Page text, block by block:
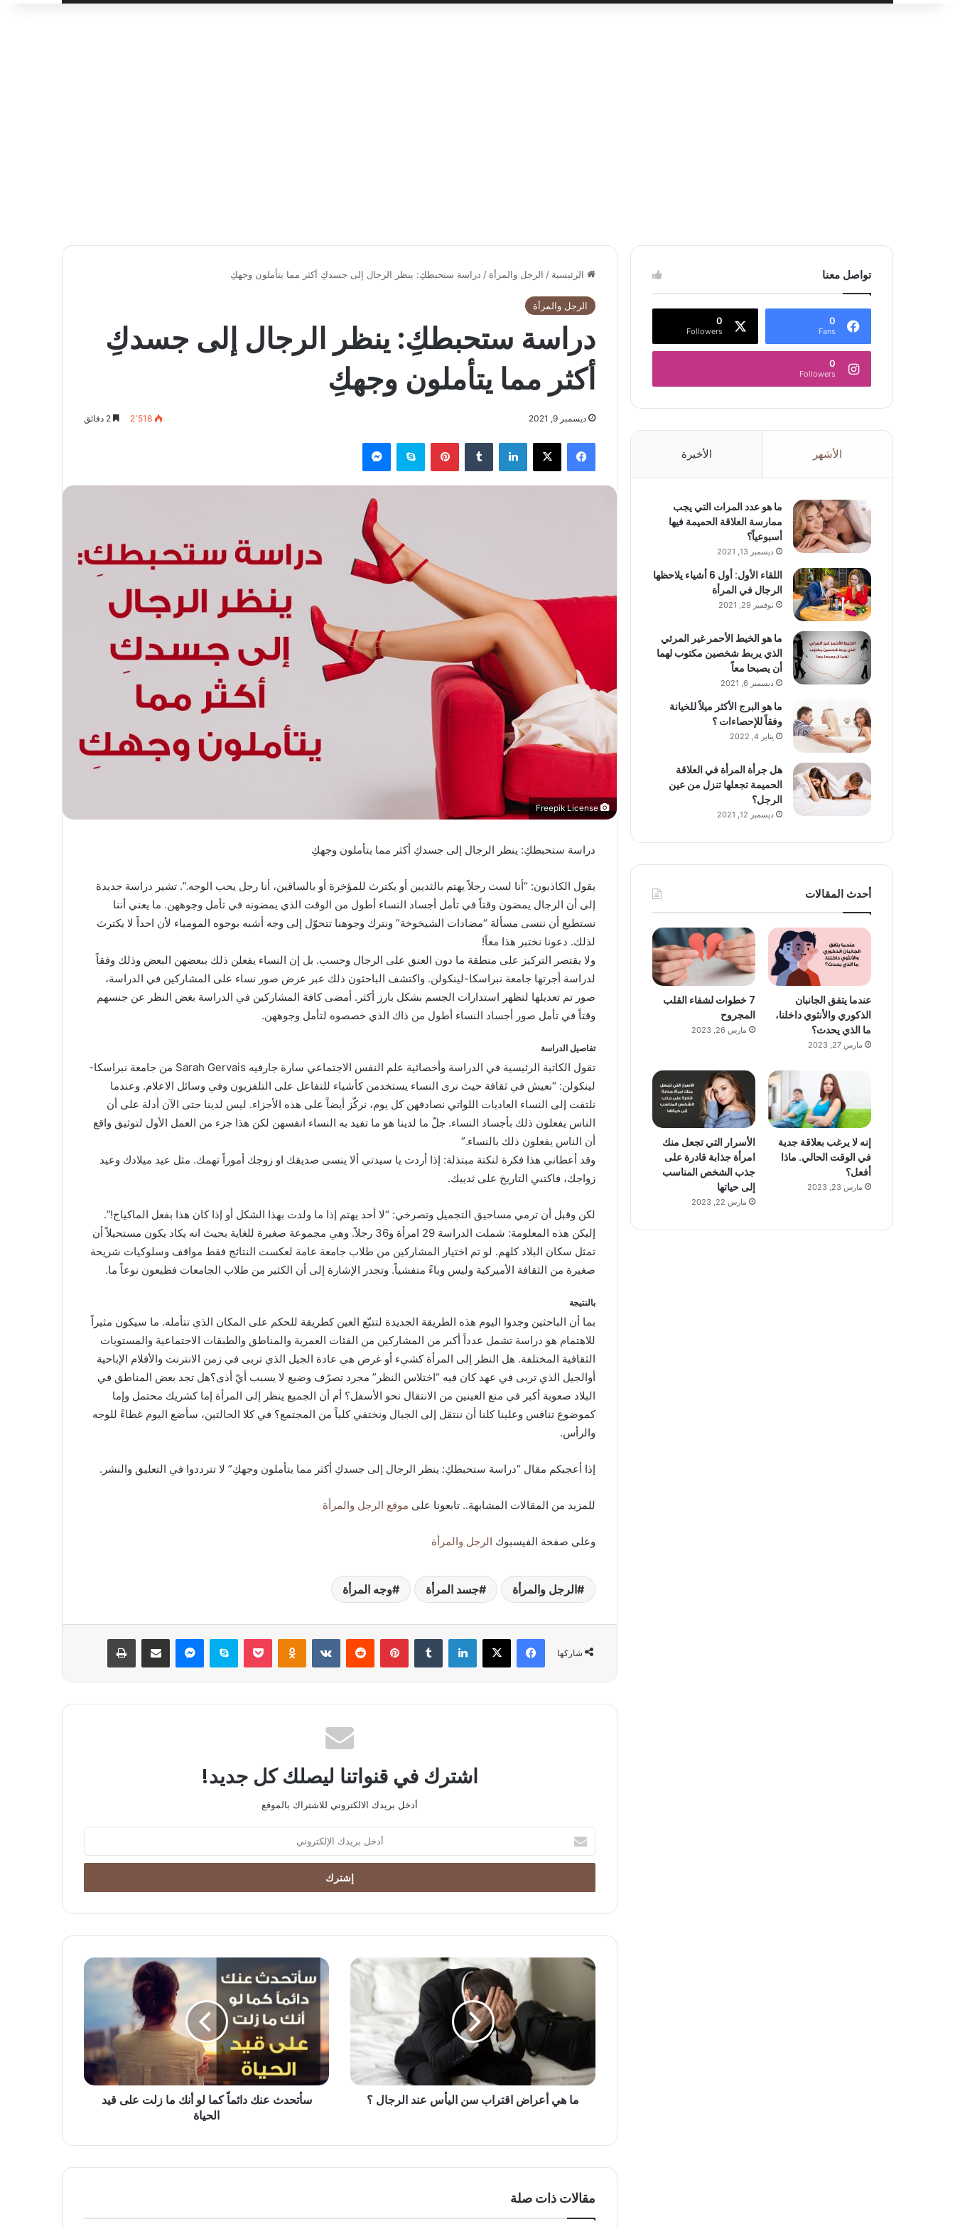
عن
الرئيسية / الرجل والمرأة / دراسة ستحبطكِ: ينظر الرجال إلى جسدكِ أكثر مما يتأملون وجهكِ
الرجل والمرأة
دراسة ستحبطكِ: ينظر الرجال إلى جسدكِ
أكثر مما يتأملون وجهكِ
ديسمبر 9, 2021 2٬518
فيسبوك X لينكدإن بينتيريستسكايب ماسنجر
Freepik License
دراسة ستحبطكِ: ينظر الرجال إلى جسدكِ أكثر مما يتأملون وجهكِ
يقول الكاذبون: “أنا لست رجلاً يهتم بالثديين أو يكترث للمؤخرة أو بالساقين، أنا رجل يحب الوجه.”. تشير دراسة جديدة
إلى أن الرجال يمضون وقتاً في تأمل أجساد النساء أطول من الوقت الذي يمضونه في تأمل وجوههن. ما يعني أننا
نستطيع أن ننسى مسألة “مضادات الشيخوخة” ونترك وجوهنا تتحوّل إلى وجه أشبه بوجوه المومياء لأن احداً لا يكترث
لذلك. دعونا نختبر هذا معاً!
ولا يقتصر التركيز على منطقة ما دون العنق على الرجال وحسب. بل إن النساء يفعلن ذلك ببعضهن البعض وذلك وفقاً
لدراسة أجرتها جامعة نبراسكا-لينكولن. واكتشف الباحثون ذلك عبر عرض صور نساء على المشاركين في الدراسة،
صور تم تعديلها لتظهر استدارات الجسم بشكل بارز أكثر. أمضى كافة المشاركين في الدراسة بغض النظر عن جنسهم
وقتاً في تأمل صور أجساد النساء أطول من ذاك الذي خصصوه لتأمل وجوههن.
تفاصيل الدراسة
تقول الكاتبة الرئيسية في الدراسة وأخصائية علم النفس الاجتماعي سارة جارفيه Sarah Gervais من جامعة نبراسكا-
لينكولن: “نعيش في ثقافة حيث نرى النساء يستخدمن كأشياء للتفاعل على التلفزيون وفي وسائل الاعلام. وعندما
نلتفت إلى النساء العاديات اللواتي نصادفهن كل يوم، نركّز أيضاً على هذه الأجزاء. ليس لدينا حتى الآن أدلة على أن
الناس يفعلون ذلك بأجساد النساء. جلّ ما لدينا هو ما تفيد به النساء انفسهن لكن هذا جزء من العمل الأول لتوثيق واقع
أن الناس يفعلون ذلك بالنساء.”
وقد أعطاني هذا فكرة لنكتة مبتذلة: إذا أردت يا سيدتي ألا ينسى صديقك او زوجك أموراً تهمك. مثل عيد ميلادك وعيد
زواجك، فاكتبي التاريخ على ثدييك.
لكن وقبل أن ترمي مساحيق التجميل وتصرخي: “لا أحد يهتم إذا ما ولدت بهذا الشكل أو إذا كان هذا بفعل الماكياج!”.
إليكن هذه المعلومة: شملت الدراسة 29 امرأة و36 رجلاً. وهي مجموعة صغيرة للغاية بحيث انه يكاد يكون مستحيلاً أن
تمثل سكان البلاد كلهم. لو تم اختيار المشاركين من طلاب جامعة عامة لعكست النتائج فقط مواقف وسلوكيات شريحة
صغيرة من الثقافة الأميركية وليس وباءً متفشياً. وتجدر الإشارة إلى أن الكثير من طلاب الجامعات فظيعون نوعاً ما.
بالنتيجة
بما أن الباحثين وجدوا اليوم هذه الطريقة الجديدة لتتبّع العين كطريقة للحكم على المكان الذي تتأمله. ما سيكون مثيراً
للاهتمام هو دراسة تشمل عدداً أكبر من المشاركين من الفئات العمرية والمناطق والطبقات الاجتماعية والمستويات
الثقافية المختلفة. هل النظر إلى المرأة كشيء أو غرض هي عادة الجيل الذي تربى في زمن الانترنت والأفلام الإباحية
أوالجيل الذي تربى في عهد كان فيه “اختلاس النظر” مجرد تصرّف وضيع لا يسبب أيّ أذى؟هل تجد بعض المناطق في
البلاد صعوبة أكبر في منع العينين من الانتقال نحو الأسفل؟ أم أن الجميع ينظر إلى المرأة إما كشريك محتمل وإما
كموضوع تنافس وعلينا كلنا أن ننتقل إلى الجبال ونختفي كلياً من المجتمع؟ في كلا الحالتين، سأضع اليوم غطاءً للوجه
والرأس.
إذا أعجبكم مقال “دراسة ستحبطكِ: ينظر الرجال إلى جسدكِ أكثر مما يتأملون وجهكِ” لا تترددوا في التعليق والنشر.
للمزيد من المقالات المشابهة.. تابعونا على موقع الرجل والمرأة
وعلى صفحة الفيسبوك الرجل والمرأة
الرجل والمرأة جسد المرأة وجه المرأة
شاركها
فيسبوك X لينكدإن بينتيريست Odnoklassniki
بوكيت سكايب ماسنجر مشاركة عبر البريد طباعة
اشترك في قنواتنا ليصلك كل جديد!
أدخل بريدك الالكتروني للاشتراك بالموقع
بريدك
الإلكتروني
ما هي أعراض اقتراب سن اليأس عند الرجال ؟
سأتحدث عنك دائماً كما لو أنك ما زلت على قيد
الحياة
مقالات ذات صلة
تواصل معنا
0
Fans
0
Followers
0
Followers
الأشهر الأخيرة
ما هو عدد المرات التي يجب
ممارسة العلاقة الحميمة فيها
أسبوعياً؟
ديسمبر 13, 2021
اللقاء الأول: أول 6 أشياء يلاحظها
الرجال في المرأة
نوفمبر 29, 2021
ما هو الخيط الأحمر غير المرئي
الذي يربط شخصين مكتوب لهما
أن يصبحا معاً
ديسمبر 6, 2021
ما هو البرج الأكثر ميلاً للخيانة
وفقاً للإحصاءات ؟
يناير 4, 2022
هل جرأة المرأة في العلاقة
الحميمة تجعلها تنزل من عين
الرجل؟
ديسمبر 12, 2021
أحدث المقالات
عندما يتفق الجانبان
الذكوري والأنثوي داخلنا،
ما الذي يحدث؟
مارس 27, 2023
7 خطوات لشفاء القلب
المجروح
مارس 26, 2023
إنه لا يرغب بعلاقة جدية
في الوقت الحالي. ماذا
أفعل؟
مارس 23, 2023
الأسرار التي تجعل منك
امرأة جذابة قادرة على
جذب الشخص المناسب
إلى حياتها
مارس 22, 2023